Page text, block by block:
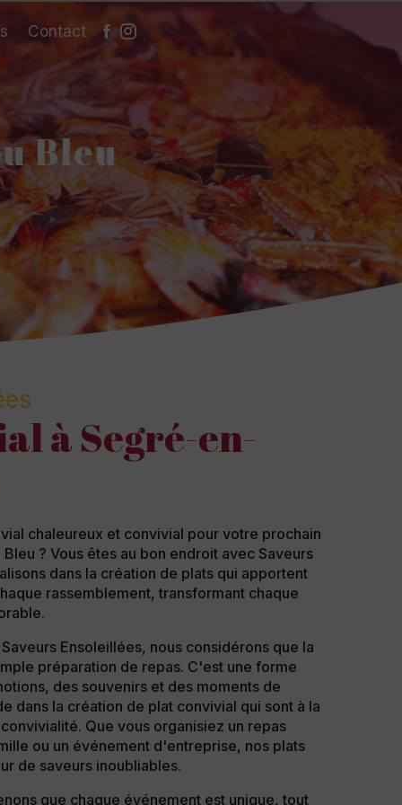
Contact
Bleu
à Segré-en-
chaleureux et convivial pour votre prochain
? Vous êtes au bon endroit avec Saveurs
dans la création de plats qui apportent
rassemblement, transformant chaque
Ensoleillées, nous considérons que la
préparation de repas. C'est une forme
des souvenirs et des moments de
dans la création de plat convivial qui sont à la
Que vous organisiez un repas
ou un événement d'entreprise, nos plats
de saveurs inoubliables.
que chaque événement est unique, tout